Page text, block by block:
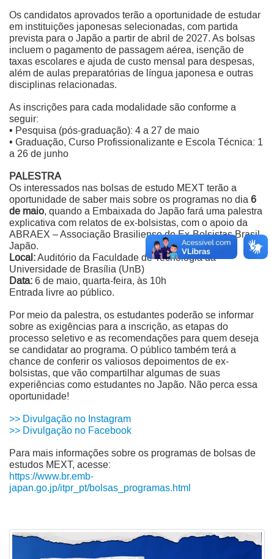
Os candidatos aprovados terão a oportunidade de estudar
em instituições japonesas selecionadas, com partida
prevista para o Japão a partir de abril de 2027. As bolsas
incluem o pagamento de passagem aérea, isenção de
taxas escolares e ajuda de custo mensal para despesas,
além de aulas preparatórias de língua japonesa e outras
disciplinas relacionadas.
As inscrições para cada modalidade são conforme a
seguir:
• Pesquisa (pós-graduação): 4 a 27 de maio
• Graduação, Curso Profissionalizante e Escola Técnica: 1
a 26 de junho
PALESTRA
Os interessados nas bolsas de estudo MEXT terão a
oportunidade de saber mais sobre os programas no dia 6
de maio, quando a Embaixada do Japão fará uma palestra
explicativa com relatos de ex-bolsistas, com o apoio da
ABRAEX – Associação Brasiliense de Ex-Bolsistas Brasil-
Japão.
Local:Auditório da Faculdade de Tecnologia da
Universidade de Brasília (UnB)
Data: 6 de maio, quarta-feira, às 10h
Entrada livre ao público.
Por meio da palestra, os estudantes poderão se informar
sobre as exigências para a inscrição, as etapas do
processo seletivo e as recomendações para quem deseja
se candidatar ao programa. O público também terá a
chance de conferir os valiosos depoimentos de ex-
bolsistas, que vão compartilhar algumas de suas
experiências como estudantes no Japão. Não perca essa
oportunidade!
>> Divulgação no Instagram
>> Divulgação no Facebook
Para mais informações sobre os programas de bolsas de
estudos MEXT, acesse:
https://www.br.emb-
japan.go.jp/itpr_pt/bolsas_programas.html